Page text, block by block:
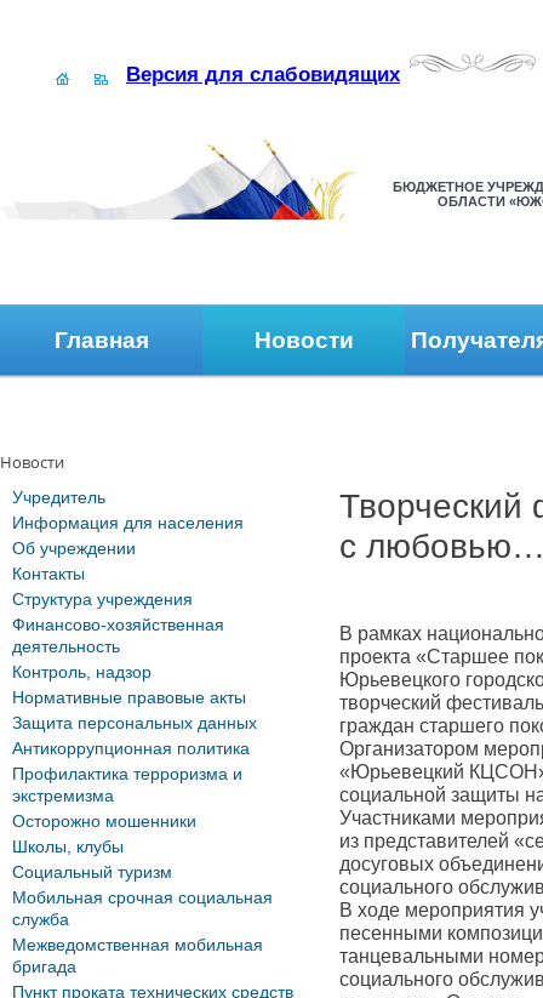
Версия для слабовидящих
БЮДЖЕТНОЕ
ОБЛАСТИ
Главная Новости
Новости
Творческий
с
В рамках
проекта «Старшее
Юрьевецкого
творческий
граждан старшего
Организатором
«Юрьевецкий
социальной защиты
Участниками
из представителей
досуговых
социального
В ходе мероприятия
песенными
танцевальными
социального
Учредитель
Информация для населения
Об учреждении
Контакты
Структура учреждения
Финансово-хозяйственная
деятельность
Контроль, надзор
Нормативные правовые акты
Защита персональных данных
Антикоррупционная политика
Профилактика терроризма и
экстремизма
Осторожно мошенники
Школы, клубы
Социальный туризм
Мобильная срочная социальная
служба
Межведомственная мобильная
бригада
Пункт проката технических средств